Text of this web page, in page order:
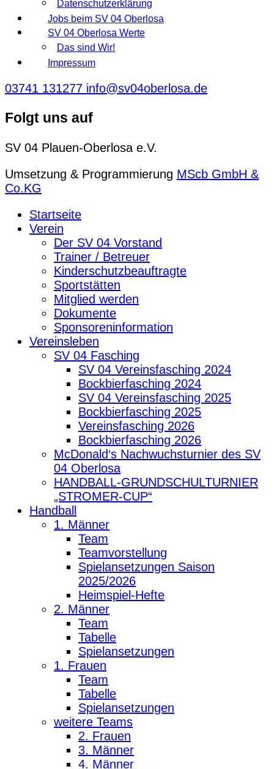
Datenschutzerklärung
Jobs beim SV 04 Oberlosa
SV 04 Oberlosa Werte
Das sind Wir!
Impressum
03741 131277 info@sv04oberlosa.de
Folgt uns auf
SV 04 Plauen-Oberlosa e.V.
Umsetzung & Programmierung MScb GmbH &
Co.KG
Startseite
Verein
Der SV 04 Vorstand
Trainer / Betreuer
Kinderschutzbeauftragte
Sportstätten
Mitglied werden
Dokumente
Sponsoreninformation
Vereinsleben
SV 04 Fasching
SV 04 Vereinsfasching 2024
Bockbierfasching 2024
SV 04 Vereinsfasching 2025
Bockbierfasching 2025
Vereinsfasching 2026
Bockbierfasching 2026
McDonald‘s Nachwuchsturnier des SV
04 Oberlosa
HANDBALL-GRUNDSCHULTURNIER
„STROMER-CUP“
Handball
1. Männer
Team
Teamvorstellung
Spielansetzungen Saison
2025/2026
Heimspiel-Hefte
2. Männer
Team
Tabelle
Spielansetzungen
1. Frauen
Team
Tabelle
Spielansetzungen
weitere Teams
2. Frauen
3. Männer
4. Männer